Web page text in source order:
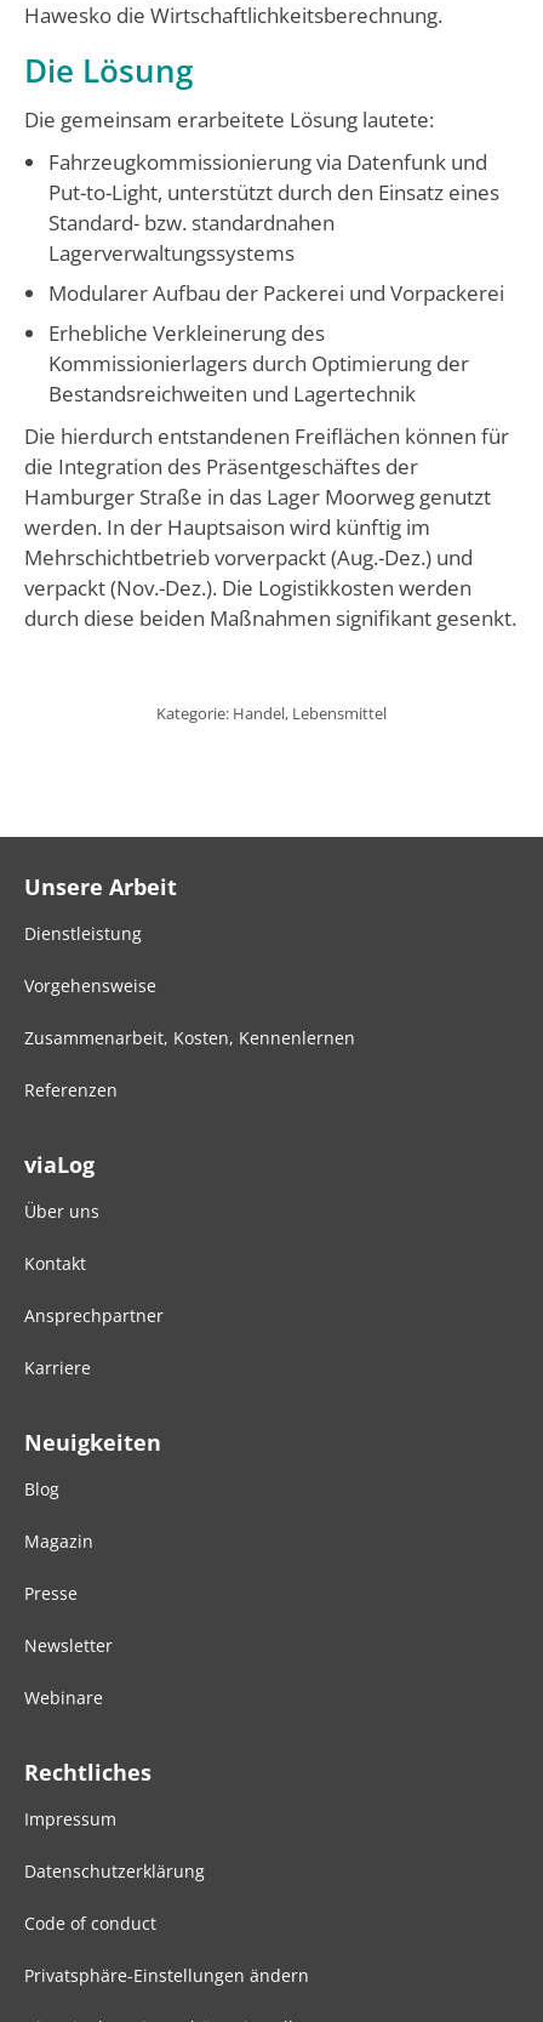
Hawesko die Wirtschaftlichkeitsberechnung.
Die Lösung
Die gemeinsam erarbeitete Lösung lautete:
Fahrzeugkommissionierung via Datenfunk und
Put-to-Light, unterstützt durch den Einsatz eines
Standard- bzw. standardnahen
Lagerverwaltungssystems
Modularer Aufbau der Packerei und Vorpackerei
Erhebliche Verkleinerung des
Kommissionierlagers durch Optimierung der
Bestandsreichweiten und Lagertechnik
Die hierdurch entstandenen Freiflächen können für
die Integration des Präsentgeschäftes der
Hamburger Straße in das Lager Moorweg genutzt
werden. In der Hauptsaison wird künftig im
Mehrschichtbetrieb vorverpackt (Aug.-Dez.) und
verpackt (Nov.-Dez.). Die Logistikkosten werden
durch diese beiden Maßnahmen signifikant gesenkt.
Kategorie: Handel, Lebensmittel
Unsere Arbeit
Dienstleistung
Vorgehensweise
Zusammenarbeit, Kosten, Kennenlernen
Referenzen
viaLog
Über uns
Kontakt
Ansprechpartner
Karriere
Neuigkeiten
Blog
Magazin
Presse
Newsletter
Webinare
Rechtliches
Impressum
Datenschutzerklärung
Code of conduct
Privatsphäre-Einstellungen ändern